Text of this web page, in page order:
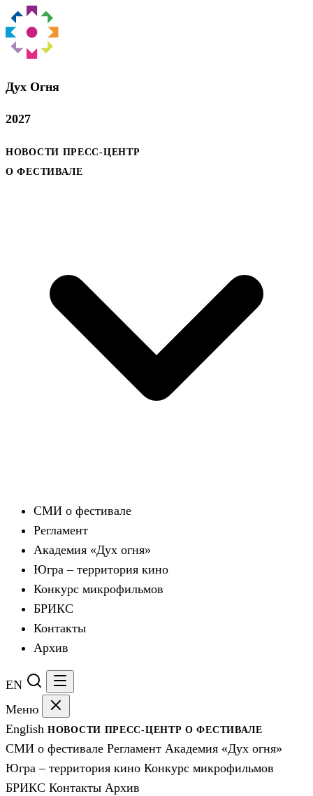
Дух Oгня
2027
НОВОСТИ ПРЕСС-ЦЕНТР
О ФЕСТИВАЛЕ
СМИ о фестивале
Регламент
Академия «Дух огня»
Югра – территория кино
Конкурс микрофильмов
БРИКС
Контакты
Архив
EN
Меню
English НОВОСТИ ПРЕСС-ЦЕНТРО ФЕСТИВАЛЕ
СМИ о фестивале Регламент Академия «Дух огня»
Югра – территория кино Конкурс микрофильмов
БРИКС Контакты Архив